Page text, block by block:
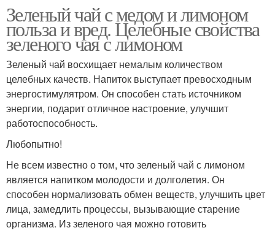
Зеленый чай с медом и лимоном
польза и вред. Целебные свойства
зеленого чая с лимоном
Зеленый чай восхищает немалым количеством
целебных качеств. Напиток выступает превосходным
энергостимулятром. Он способен стать источником
энергии, подарит отличное настроение, улучшит
работоспособность.
Любопытно!
Не всем известно о том, что зеленый чай с лимоном
является напитком молодости и долголетия. Он
способен нормализовать обмен веществ, улучшить цвет
лица, замедлить процессы, вызывающие старение
организма. Из зеленого чая можно готовить